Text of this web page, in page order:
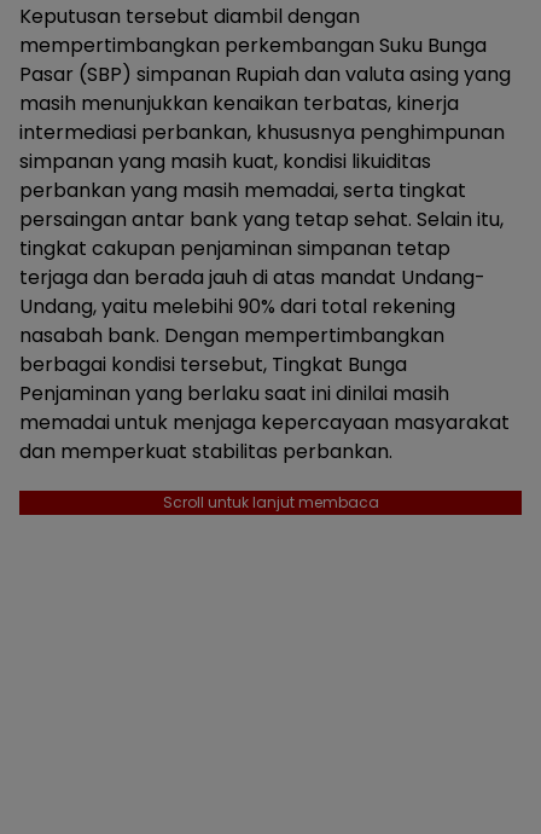
Keputusan tersebut diambil dengan
mempertimbangkan perkembangan Suku Bunga
Pasar (SBP) simpanan Rupiah dan valuta asing yang
masih menunjukkan kenaikan terbatas, kinerja
intermediasi perbankan, khususnya penghimpunan
simpanan yang masih kuat, kondisi likuiditas
perbankan yang masih memadai, serta tingkat
persaingan antar bank yang tetap sehat. Selain itu,
tingkat cakupan penjaminan simpanan tetap
terjaga dan berada jauh di atas mandat Undang-
Undang, yaitu melebihi 90% dari total rekening
nasabah bank. Dengan mempertimbangkan
berbagai kondisi tersebut, Tingkat Bunga
Penjaminan yang berlaku saat ini dinilai masih
memadai untuk menjaga kepercayaan masyarakat
dan memperkuat stabilitas perbankan.
Scroll untuk lanjut membaca